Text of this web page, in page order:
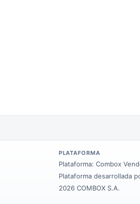
PLATAFORMA
Plataforma: Combox
Plataforma desarrollada
2026 COMBOX S.A.